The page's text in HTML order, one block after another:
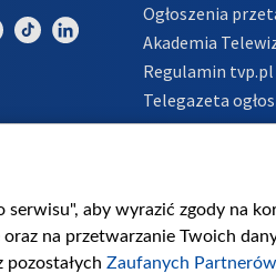
Ogłoszenia
Akademia
Regulamin tvp.pl
Telegazeta
Informacje o
serwisu", aby wyrazić zgody na
na przetwarzanie Twoich
pozostałych Zaufanych